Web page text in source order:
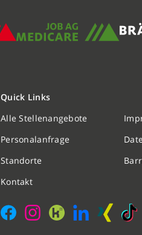
Quick Links
Alle Stellenangebote
Personalanfrage
Standorte
Kontakt